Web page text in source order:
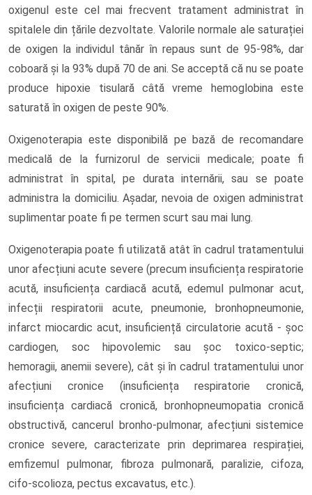
oxigenul este cel mai frecvent tratament administrat în
spitalele din țările dezvoltate. Valorile normale ale saturației
de oxigen la individul tânăr în repaus sunt de 95-98%, dar
coboară și la 93% după 70 de ani. Se acceptă că nu se poate
produce hipoxie tisulară câtă vreme hemoglobina este
saturată în oxigen de peste 90%.
Oxigenoterapia este disponibilă pe bază de recomandare
medicală de la furnizorul de servicii medicale; poate fi
administrat în spital, pe durata internării, sau se poate
administra la domiciliu. Așadar, nevoia de oxigen administrat
suplimentar poate fi pe termen scurt sau mai lung.
Oxigenoterapia poate fi utilizată atât în cadrul tratamentului
unor afecțiuni acute severe (precum insuficiența respiratorie
acută, insuficiența cardiacă acută, edemul pulmonar acut,
infecții respiratorii acute, pneumonie, bronhopneumonie,
infarct miocardic acut, insuficiență circulatorie acută - șoc
cardiogen, soc hipovolemic sau șoc toxico-septic;
hemoragii, anemii severe), cât și în cadrul tratamentului unor
afecțiuni cronice (insuficiența respiratorie cronică,
insuficiența cardiacă cronică, bronhopneumopatia cronică
obstructivă, cancerul bronho-pulmonar, afecțiuni sistemice
cronice severe, caracterizate prin deprimarea respirației,
emfizemul pulmonar, fibroza pulmonară, paralizie, cifoza,
cifo-scolioza, pectus excavatus, etc.).